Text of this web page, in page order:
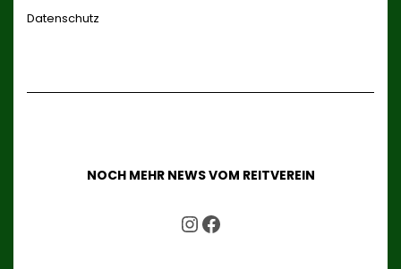
Datenschutz
NOCH MEHR NEWS VOM REITVEREIN
UNSER INSTAGRAM ACCOUNT
UNSER FACEBOOK ACCOUNT